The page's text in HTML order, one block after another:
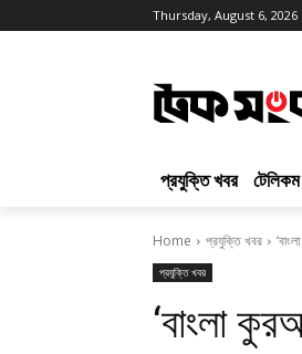
Thursday, August 6, 2026
প্রযুক্তি খবর টেলিকম
Home প্রযুক্তি খবর
প্রযুক্তি খবর
‘বাংলা